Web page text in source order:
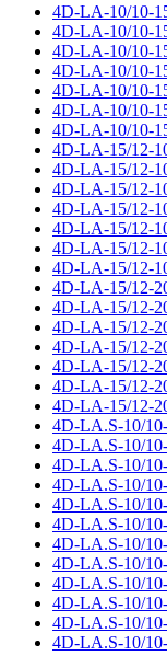
4D-LA-10/10-
4D-LA-10/10-
4D-LA-10/10-
4D-LA-10/10-
4D-LA-10/10-
4D-LA-10/10-
4D-LA-10/10-
4D-LA-15/12-
4D-LA-15/12-
4D-LA-15/12-
4D-LA-15/12-
4D-LA-15/12-
4D-LA-15/12-
4D-LA-15/12-
4D-LA-15/12-
4D-LA-15/12-
4D-LA-15/12-
4D-LA-15/12-
4D-LA-15/12-
4D-LA-15/12-
4D-LA-15/12-
4D-LA.S-10/
4D-LA.S-10/
4D-LA.S-10/
4D-LA.S-10/
4D-LA.S-10/
4D-LA.S-10/
4D-LA.S-10/
4D-LA.S-10/
4D-LA.S-10/
4D-LA.S-10/
4D-LA.S-10/
4D-LA.S-10/